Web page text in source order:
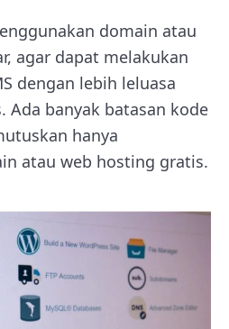
domain atau
agar dapat melakukan
dengan lebih leluasa
Ada banyak batasan kode
hanya
atau web hosting gratis.